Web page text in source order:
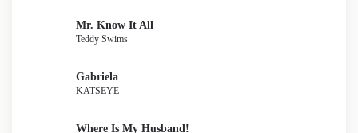
Mr. Know It All
Teddy Swims
Gabriela
KATSEYE
Where Is My Husband!